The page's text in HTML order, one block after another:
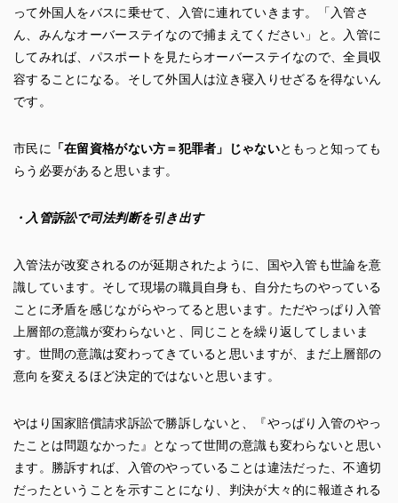
って外国人をバスに乗せて、入管に連れていきます。「入管さ
ん、みんなオーバーステイなので捕まえてください」と。入管に
してみれば、パスポートを見たらオーバーステイなので、全員収
容することになる。そして外国人は泣き寝入りせざるを得ないん
です。
市民に 「在留資格がない方＝犯罪者」じゃないともっと知っても
らう必要があると思います。
・入管訴訟で司法判断を引き出す
入管法が改変されるのが延期されたように、国や入管も世論を意
識しています。そして現場の職員自身も、自分たちのやっている
ことに矛盾を感じながらやってると思います。ただやっぱり入管
上層部の意識が変わらないと、同じことを繰り返してしまいま
す。世間の意識は変わってきていると思いますが、まだ上層部の
意向を変えるほど決定的ではないと思います。
やはり国家賠償請求訴訟で勝訴しないと、『やっぱり入管のやっ
たことは問題なかった』となって世間の意識も変わらないと思い
ます。勝訴すれば、入管のやっていることは違法だった、不適切
だったということを示すことになり、判決が大々的に報道される